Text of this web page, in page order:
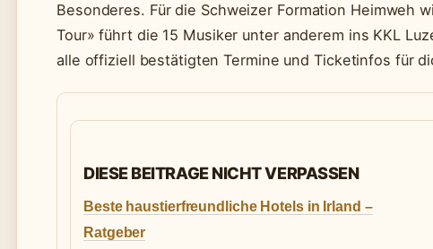
Besonderes. Für die Schweizer Formation Heimweh
Tour» führt die 15 Musiker unter anderem ins KKL
alle offiziell bestätigten Termine und Ticketinfos für
DIESE BEITRAGE NICHT VERPASSEN
Beste haustierfreundliche Hotels in Irland –
Ratgeber